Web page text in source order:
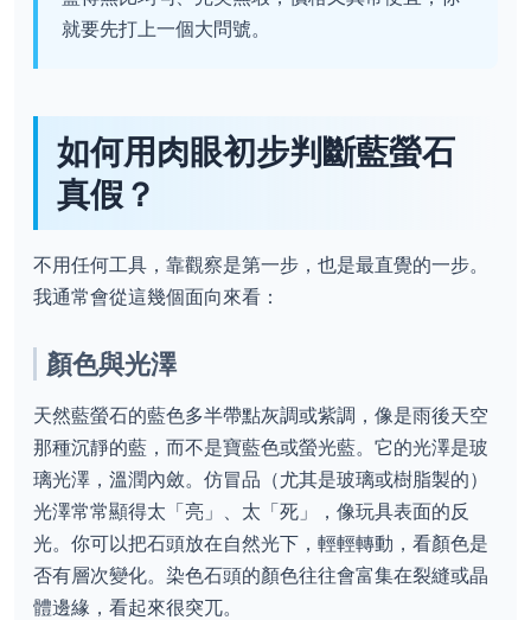
就要先打上一個大問號。
如何用肉眼初步判斷藍螢石
真假？
不用任何工具，靠觀察是第一步，也是最直覺的一步。
我通常會從這幾個面向來看：
顏色與光澤
天然藍螢石的藍色多半帶點灰調或紫調，像是雨後天空
那種沉靜的藍，而不是寶藍色或螢光藍。它的光澤是玻
璃光澤，溫潤內斂。仿冒品（尤其是玻璃或樹脂製的）
光澤常常顯得太「亮」、太「死」，像玩具表面的反
光。你可以把石頭放在自然光下，輕輕轉動，看顏色是
否有層次變化。染色石頭的顏色往往會富集在裂縫或晶
體邊緣，看起來很突兀。